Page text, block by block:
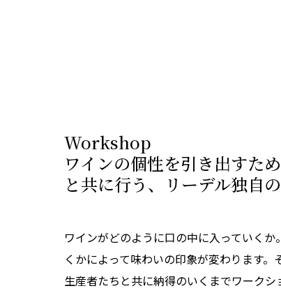
Workshop
ワインの個性を引き出すた
と共に行う、リーデル独自
ワインがどのように口の中に入っていく
くかによって味わいの印象が変わります
生産者たちと共に納得のいくまでワーク